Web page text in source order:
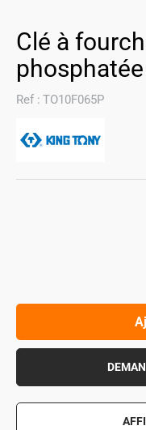
Clé à
phosphatée
Ref : TO10F065P